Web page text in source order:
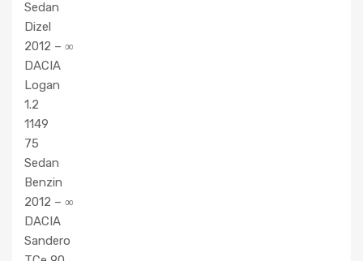
Sedan
Dizel
2012 – ∞
DACIA
Logan
1.2
1149
75
Sedan
Benzin
2012 – ∞
DACIA
Sandero